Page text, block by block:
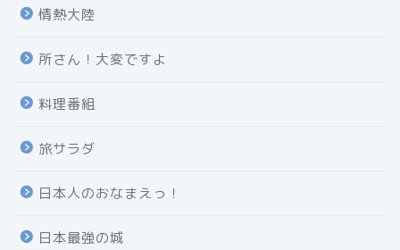
情熱大陸
所さん！大変ですよ
料理番組
旅サラダ
日本人のおなまえっ！
日本最強の城